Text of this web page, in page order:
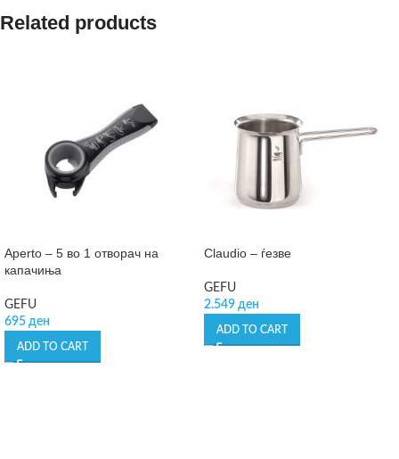
Related products
Aperto – 5 во 1 отворач на
капачиња
GEFU
695 ден
ADD TO CART
Claudio – ѓезве
GEFU
2.549 ден
ADD TO CART